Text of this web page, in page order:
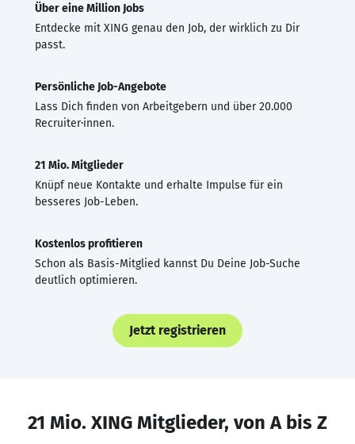
Über eine Million Jobs
Entdecke mit XING genau den Job, der wirklich zu Dir
passt.
Persönliche Job-Angebote
Lass Dich finden von Arbeitgebern und über 20.000
Recruiter·innen.
21 Mio. Mitglieder
Knüpf neue Kontakte und erhalte Impulse für ein
besseres Job-Leben.
Kostenlos profitieren
Schon als Basis-Mitglied kannst Du Deine Job-Suche
deutlich optimieren.
Jetzt registrieren
21 Mio. XING Mitglieder, von A bis Z